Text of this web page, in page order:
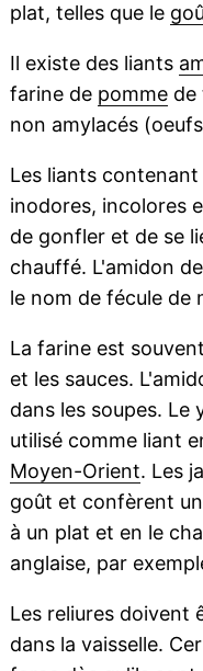
plat, telles que le
Il existe des liants
farine de pommede
non amylacés
Les liants contenant
inodores, incolores
de gonfler et de se
chauffé. L'amidon
le nom de fécule de
La farine est
et les sauces.
dans les soupes.
utilisé comme liant
Moyen-Orient. Les
goût et confèrent
à un plat et en le
anglaise, par
Les reliures doivent
dans la vaisselle.